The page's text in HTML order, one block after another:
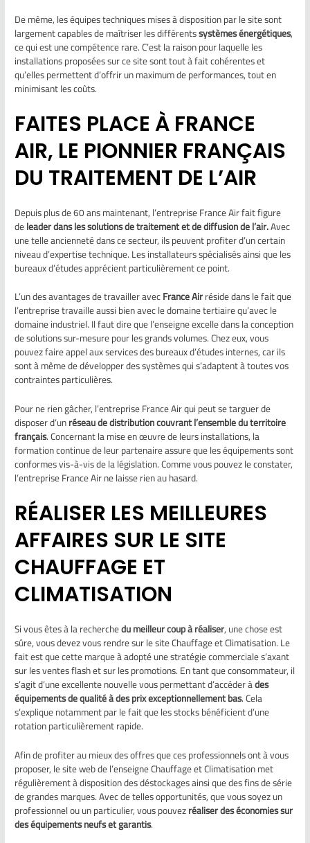
De même, les équipes techniques mises à disposition par le site sont
largement capables de maîtriser les différentssystèmes énergétiques,
ce qui est une compétence rare. C’est la raison pour laquelle les
installations proposées sur ce site sont tout à fait cohérentes et
qu’elles permettent d’offrir un maximum de performances, tout en
minimisant les coûts.
FAITES PLACE À FRANCE
AIR, LE PIONNIER FRANÇAIS
DU TRAITEMENT DE L’AIR
Depuis plus de 60 ans maintenant, l’entreprise France Air fait figure
deleader dans les solutions de traitement et de diffusion de l’air.Avec
une telle ancienneté dans ce secteur, ils peuvent profiter d’un certain
niveau d’expertise technique. Les installateurs spécialisés ainsi que les
bureaux d’études apprécient particulièrement ce point.
L’un des avantages de travailler avecFrance Airréside dans le fait que
l’entreprise travaille aussi bien avec le domaine tertiaire qu’avec le
domaine industriel. Il faut dire que l’enseigne excelle dans la conception
de solutions sur-mesure pour les grands volumes. Chez eux, vous
pouvez faire appel aux services des bureaux d’études internes, car ils
sont à même de développer des systèmes qui s’adaptent à toutes vos
contraintes particulières.
Pour ne rien gâcher, l’entreprise France Air qui peut se targuer de
disposer d’unréseau de distribution couvrant l’ensemble du territoire
français. Concernant la mise en œuvre de leurs installations, la
formation continue de leur partenaire assure que les équipements sont
conformes vis-à-vis de la législation. Comme vous pouvez le constater,
l’entreprise France Air ne laisse rien au hasard.
RÉALISER LES MEILLEURES
AFFAIRES SUR LE SITE
CHAUFFAGE ET
CLIMATISATION
Si vous êtes à la recherchedu meilleur coupà réaliser, une chose est
sûre, vous devez vous rendre sur le site Chauffage et Climatisation. Le
fait est que cette marque à adopté une stratégie commerciale s’axant
sur les ventes flash et sur les promotions. En tant que consommateur, il
s’agit d’une excellente nouvelle vous permettant d’accéder àdes
équipements de qualité à des prix exceptionnellement bas. Cela
s’explique notamment par le fait que les stocks bénéficient d’une
rotation particulièrement rapide.
Afin de profiter au mieux des offres que ces professionnels ont à vous
proposer, le site web de l’enseigne Chauffage et Climatisation met
régulièrement à disposition des déstockages ainsi que des fins de série
de grandes marques. Avec de telles opportunités, que vous soyez un
professionnel ou un particulier, vous pouvezréaliser des économies sur
des équipements neufs et garantis.